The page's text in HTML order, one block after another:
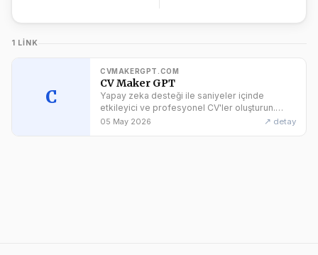
1 LINK
C
CVMAKERGPT.COM
CV Maker GPT
Yapay zeka desteği ile saniyeler içinde
etkileyici ve profesyonel CV'ler oluşturun.
Executive şablonlar, AI fotoğraf düzenleme ve
05 May 2026 ↗ detay